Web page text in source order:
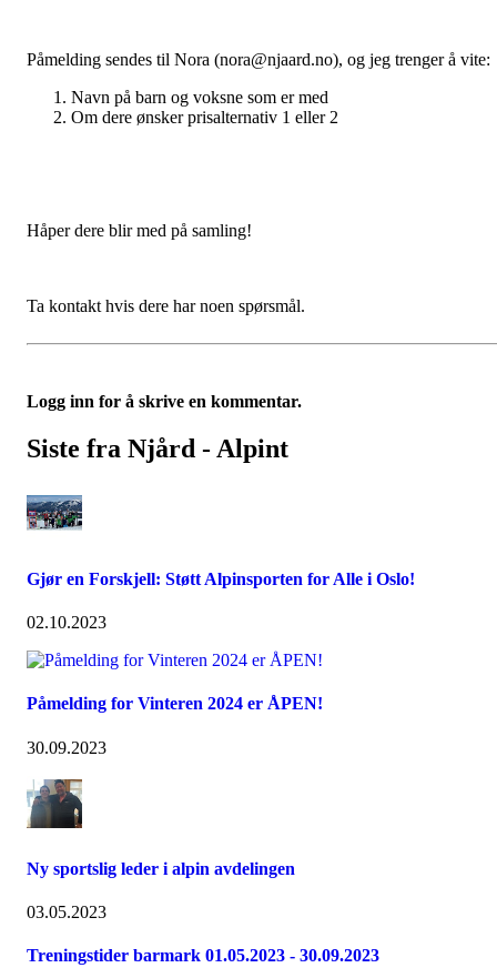
Påmelding sendes til Nora (nora@njaard.no), og jeg trenger å vite:
Navn på barn og voksne som er med
Om dere ønsker prisalternativ 1 eller 2
Håper dere blir med på samling!
Ta kontakt hvis dere har noen spørsmål.
Logg inn for å skrive en kommentar.
Siste fra Njård - Alpint
Gjør en Forskjell: Støtt Alpinsporten for Alle i Oslo!
02.10.2023
Påmelding for Vinteren 2024 er ÅPEN!
30.09.2023
Ny sportslig leder i alpin avdelingen
03.05.2023
Treningstider barmark 01.05.2023 - 30.09.2023